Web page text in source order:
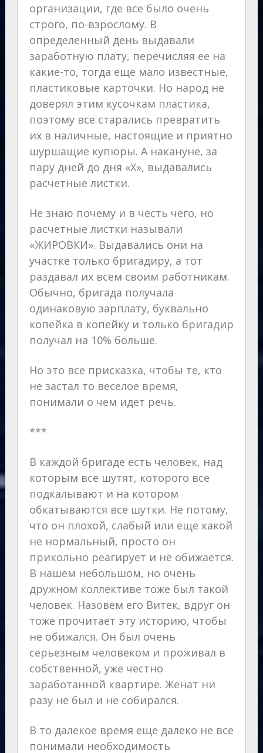
организации, где все было очень
строго, по-взрослому. В
определенный день выдавали
заработную плату, перечисляя ее на
какие-то, тогда еще мало известные,
пластиковые карточки. Но народ не
доверял этим кусочкам пластика,
поэтому все старались превратить
их в наличные, настоящие и приятно
шуршащие купюры. А накануне, за
пару дней до дня «Х», выдавались
расчетные листки.
Не знаю почему и в честь чего, но
расчетные листки называли
«ЖИРОВКИ». Выдавались они на
участке только бригадиру, а тот
раздавал их всем своим работникам.
Обычно, бригада получала
одинаковую зарплату, буквально
копейка в копейку и только бригадир
получал на 10% больше.
Но это все присказка, чтобы те, кто
не застал то веселое время,
понимали о чем идет речь.
***
В каждой бригаде есть человек, над
которым все шутят, которого все
подкалывают и на котором
обкатываются все шутки. Не потому,
что он плохой, слабый или еще какой
не нормальный, просто он
прикольно реагирует и не обижается.
В нашем небольшом, но очень
дружном коллективе тоже был такой
человек. Назовем его Витек, вдруг он
тоже прочитает эту историю, чтобы
не обижался. Он был очень
серьезным человеком и проживал в
собственной, уже честно
заработанной квартире. Женат ни
разу не был и не собирался.
В то далекое время еще далеко не все
понимали необходимость